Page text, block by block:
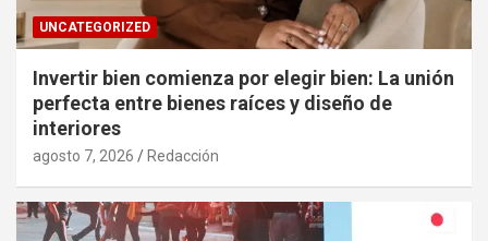
UNCATEGORIZED
Invertir bien comienza por elegir bien: La unión
perfecta entre bienes raíces y diseño de
interiores
agosto 7, 2026 Redacción